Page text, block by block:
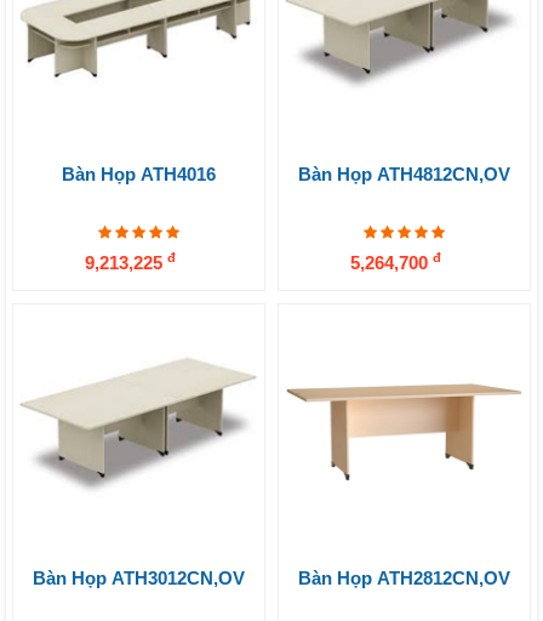
Bàn Họp ATH4016
9,213,225 đ
Bàn Họp ATH4812CN,OV
5,264,700 đ
Bàn Họp ATH3012CN,OV Bàn Họp ATH2812CN,OV